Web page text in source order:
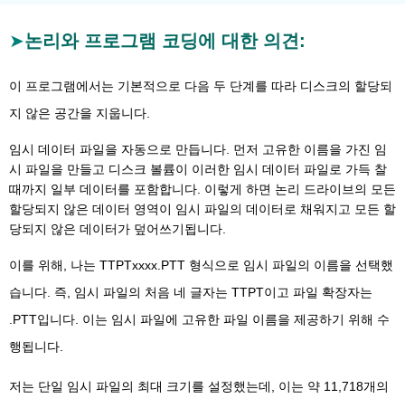
논리와 프로그램 코딩에 대한 의견:
이 프로그램에서는 기본적으로 다음 두 단계를 따라 디스크의 할당되
지 않은 공간을 지웁니다.
임시 데이터 파일을 자동으로 만듭니다. 먼저 고유한 이름을 가진 임
시 파일을 만들고 디스크 볼륨이 이러한 임시 데이터 파일로 가득 찰
때까지 일부 데이터를 포함합니다. 이렇게 하면 논리 드라이브의 모든
할당되지 않은 데이터 영역이 임시 파일의 데이터로 채워지고 모든 할
당되지 않은 데이터가 덮어쓰기됩니다.
이를 위해, 나는 TTPTxxxx.PTT 형식으로 임시 파일의 이름을 선택했
습니다. 즉, 임시 파일의 처음 네 글자는 TTPT이고 파일 확장자는
.PTT입니다. 이는 임시 파일에 고유한 파일 이름을 제공하기 위해 수
행됩니다.
저는 단일 임시 파일의 최대 크기를 설정했는데, 이는 약 11,718개의